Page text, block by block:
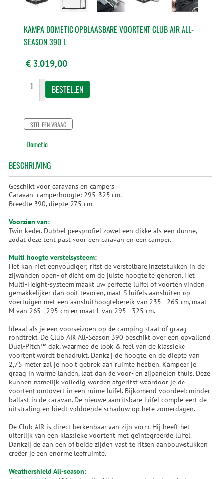
KAMPA DOMETIC OPBLAASBARE VOORTENT CLUB AIR ALL-
SEASON 390 L
€ 3.019,00
STEL EEN VRAAG
Dometic
BESCHRIJVING
Geschikt voor caravans en campers
Caravan- camperhoogte: 295-325 cm.
Breedte 390, diepte 275 cm.
Voorzien van:
Twin keder. Dubbel peesprofiel zowel een dikke als een dunne,
zodat deze tent past voor een caravan en een camper.
Multi hoogte verstelsysteem:
Het kan niet eenvoudiger; ritst de verstelbare inzetstukken in de
zijwanden open- of dicht om de juiste hoogte te generen. Het
Multi-Height-systeem maakt uw perfecte luifel of voorten vinden
gemakkelijker dan ooit tevoren, maat S luifels aansluiten op
voertuigen met een aansluithoogtebereik van 235 - 265 cm, maat
M van 265 - 295 cm en maat L van 295 - 325 cm.
Ideaal als je een voorseizoen op de camping staat of graag
rondtrekt. De Club AIR All-Season 390 beschikt over een opvallend
Dual-Pitch™ dak, waarmee de look & feel van de klassieke
voortent wordt benadrukt. Dankzij de hoogte, en de diepte van
2,75 meter zal je nooit gebrek aan ruimte hebben. Kampeer je
graag in warme landen, laat dan de voor- en zijpanelen thuis. Deze
kunnen namelijk volledig worden afgeritst waardoor je de
voortent omtovert in een ruime luifel. Bijkomend voordeel: minder
ballast in de caravan. De nieuwe aanritsbare luifel completeert de
uitstraling en biedt voldoende schaduw op hete zomerdagen.
De Club AIR is direct herkenbaar aan zijn vorm. Hij heeft het
uiterlijk van een klassieke voortent met geïntegreerde luifel.
Dankzij de aan een of beide zijden vast te ritsen aanbouwstukken
creëer je een enorme leefruimte.
Weathershield All-season: